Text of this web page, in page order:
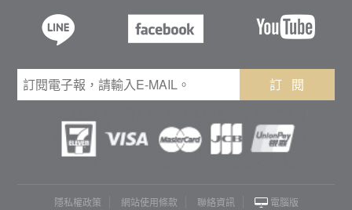
訂 閱
隱私權政策 網站使用條款 聯絡資訊 電腦版